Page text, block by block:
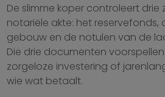
De slimme koper controleert drie
notariële akte: het
gebouw en de notulen van de
Die drie documenten
zorgeloze investering of
wie wat betaalt.